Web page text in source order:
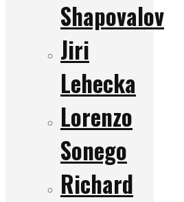
Shapovalov
Jiri
Lehecka
Lorenzo
Sonego
Richard